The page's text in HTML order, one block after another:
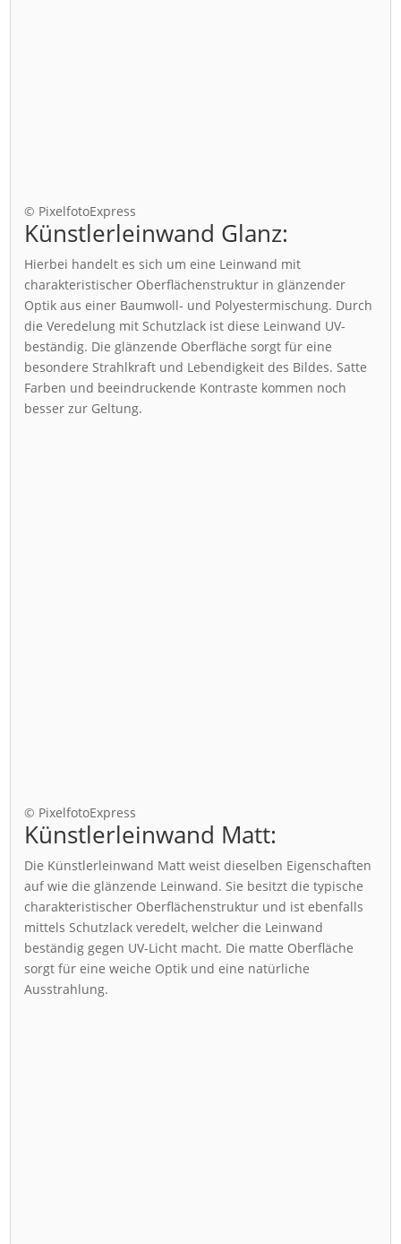
© PixelfotoExpress
Künstlerleinwand Glanz:
Hierbei handelt es sich um eine Leinwand mit
charakteristischer Oberflächenstruktur in glänzender
Optik aus einer Baumwoll- und Polyestermischung. Durch
die Veredelung mit Schutzlack ist diese Leinwand UV-
beständig. Die glänzende Oberfläche sorgt für eine
besondere Strahlkraft und Lebendigkeit des Bildes. Satte
Farben und beeindruckende Kontraste kommen noch
besser zur Geltung.
© PixelfotoExpress
Künstlerleinwand Matt:
Die Künstlerleinwand Matt weist dieselben Eigenschaften
auf wie die glänzende Leinwand. Sie besitzt die typische
charakteristischer Oberflächenstruktur und ist ebenfalls
mittels Schutzlack veredelt, welcher die Leinwand
beständig gegen UV-Licht macht. Die matte Oberfläche
sorgt für eine weiche Optik und eine natürliche
Ausstrahlung.